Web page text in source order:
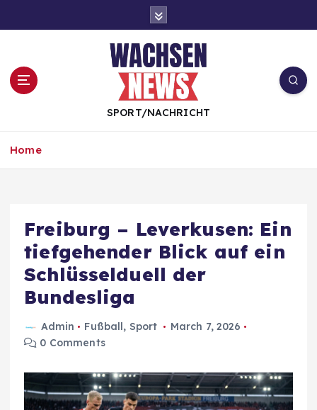
e
SPORT/NACHRICHT
Home
Freiburg – Leverkusen: Ein
tiefgehender Blick auf ein
Schlüsselduell der
Bundesliga
Admin Fußball, Sport
March 7, 2026
0 Comments